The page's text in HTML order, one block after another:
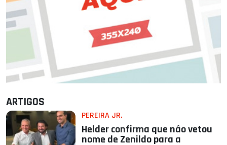
ARTIGOS
PEREIRA JR.
Helder confirma que não vetou
nome de Zenildo para a